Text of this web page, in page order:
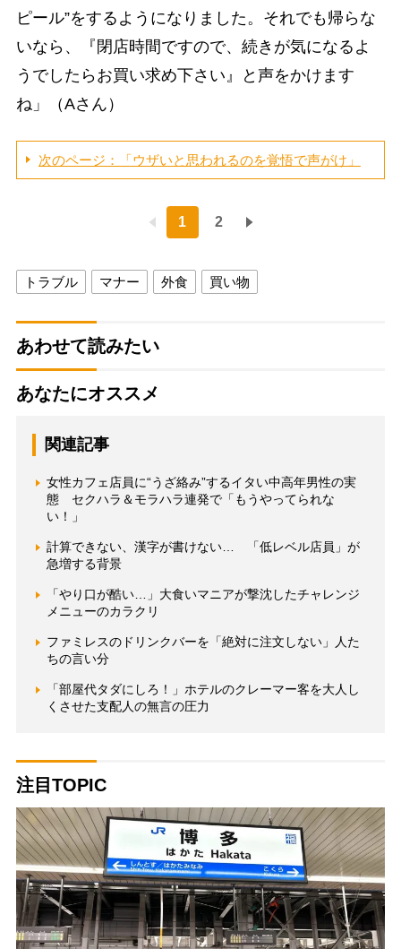
ピール”をするようになりました。それでも帰らな
いなら、『閉店時間ですので、続きが気になるよ
うでしたらお買い求め下さい』と声をかけます
ね」（Aさん）
次のページ：「ウザいと思われるのを覚悟で声がけ」
1 2
トラブル マナー 外食 買い物
あわせて読みたい
あなたにオススメ
関連記事
女性カフェ店員に“うざ絡み”するイタい中高年男性の実
態 セクハラ＆モラハラ連発で「もうやってられな
い！」
計算できない、漢字が書けない… 「低レベル店員」が
急増する背景
「やり口が酷い…」大食いマニアが撃沈したチャレンジ
メニューのカラクリ
ファミレスのドリンクバーを「絶対に注文しない」人た
ちの言い分
「部屋代タダにしろ！」ホテルのクレーマー客を大人し
くさせた支配人の無言の圧力
注目TOPIC